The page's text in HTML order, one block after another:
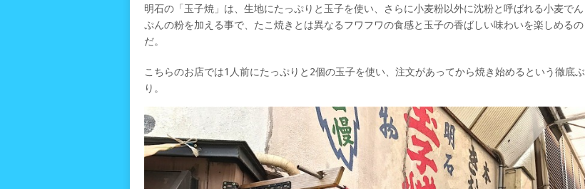
明石の「玉子焼」は、生地にたっぷりと玉子を使い、さらに小麦粉以外に沈粉と呼ばれる小麦でん
ぷんの粉を加える事で、たこ焼きとは異なるフワフワの食感と玉子の香ばしい味わいを楽しめるの
だ。
こちらのお店では1人前にたっぷりと2個の玉子を使い、注文があってから焼き始めるという徹底ぶ
り。